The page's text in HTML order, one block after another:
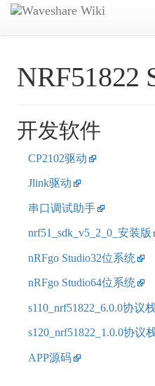
NRF51822
开发软件
CP2102驱动
Jlink驱动
串口调试助手
nrf51_sdk_v5_2_0_安装版
nRFgo Studio32位系统
nRFgo Studio64位系统
s110_nrf51822_6.0.0协议
s120_nrf51822_1.0.0协议
APP源码